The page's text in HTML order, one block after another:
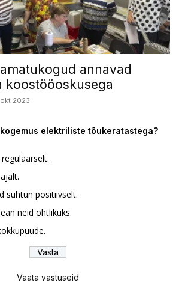
annavad
koostööoskusega
2023
elektriliste tõukeratastega?
suhtun positiivselt.
neid ohtlikuks.
Vaata vastuseid